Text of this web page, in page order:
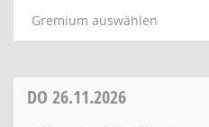
Gremium auswählen
DO 26.11.2026